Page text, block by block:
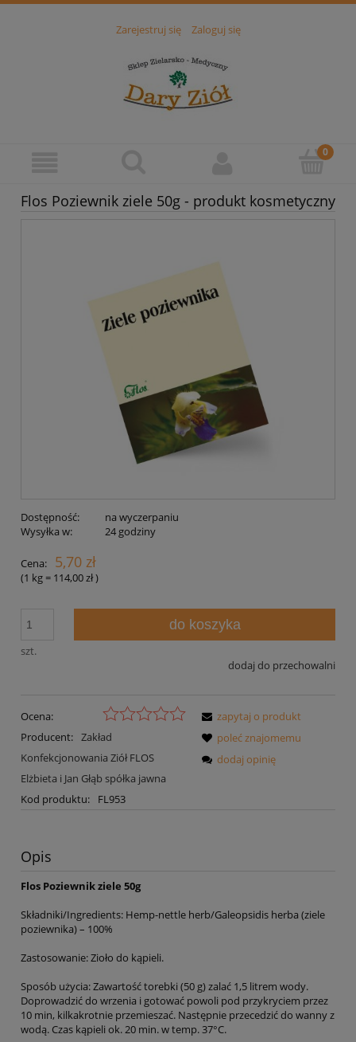
Zarejestruj się Zaloguj się
Flos Poziewnik ziele 50g - produkt kosmetyczny
Dostępność:
na wyczerpaniu
Wysyłka w:
24 godziny
Cena: 5,70 zł
(1 kg= 114,00 zł)
szt.
do koszyka
dodaj do przechowalni
Ocena:
Producent: Zakład
Konfekcjonowania Ziół FLOS
Elżbieta i Jan Głąb spółka jawna
Kod produktu:
FL953
zapytaj o produkt
poleć znajomemu
dodaj opinię
Opis
Flos Poziewnik ziele 50g
Składniki/Ingredients: Hemp-nettle herb/Galeopsidis herba (ziele
poziewnika) – 100%
Zastosowanie: Zioło do kąpieli.
Sposób użycia: Zawartość torebki (50 g) zalać 1,5 litrem wody.
Doprowadzić do wrzenia i gotować powoli pod przykryciem przez
10 min, kilkakrotnie przemieszać. Następnie przecedzić do wanny z
wodą. Czas kąpieli ok. 20 min. w temp. 37°C.